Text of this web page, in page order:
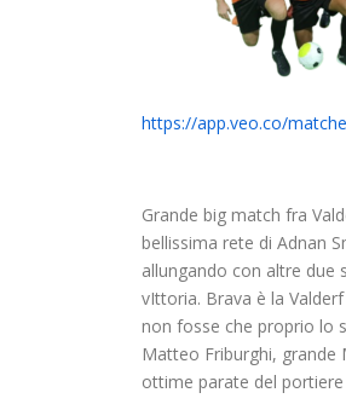
https://app.veo.co/
Grande big match fra
bellissima rete di Adnan
allungando con altre due
vIttoria. Brava è la
non fosse che proprio lo
Matteo Friburghi, grande
ottime parate del